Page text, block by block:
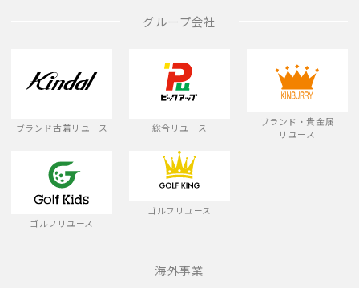
グループ会社
ブランド古着リユース 総合リユース
ブランド・貴金属
リユース
ゴルフリユース
ゴルフリユース
海外事業